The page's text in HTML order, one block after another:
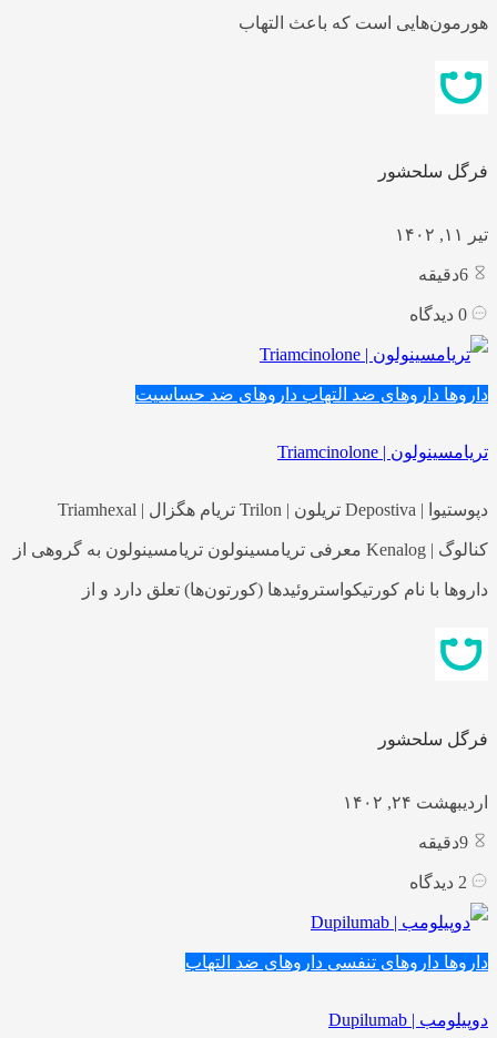
هورمون‌هایی است که باعث التهاب
فرگل سلحشور
تیر ۱۱, ۱۴۰۲
دقیقه
دیدگاه
داروها داروهای ضد التهاب داروهای ضد حساسیت
تریامسینولون | Triamcinolone
دپوستیوا | Depostiva تریلون | Trilon تریام هگزال | Triamhexal
کنالوگ | Kenalog معرفی تریامسینولون تریامسینولون به گروهی از
داروها با نام کورتیکواستروئیدها (کورتون‌ها) تعلق دارد و از
فرگل سلحشور
اردیبهشت ۲۴, ۱۴۰۲
دقیقه
دیدگاه
داروها داروهای تنفسی داروهای ضد التهاب
دوپیلومب | Dupilumab